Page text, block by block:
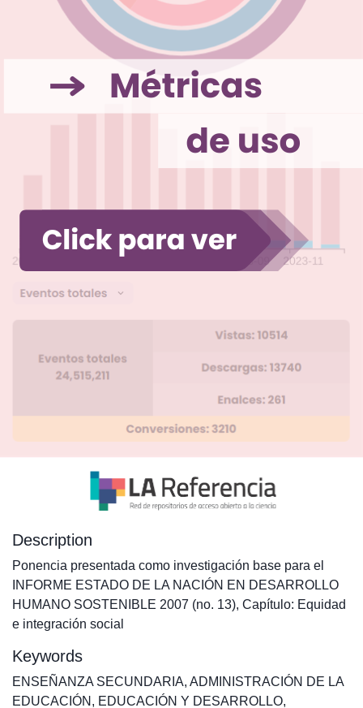
Description
Ponencia presentada como investigación base para el
INFORME ESTADO DE LA NACIÓN EN DESARROLLO
HUMANO SOSTENIBLE 2007 (no. 13), Capítulo: Equidad
e integración social
Keywords
ENSEÑANZA SECUNDARIA, ADMINISTRACIÓN DE LA
EDUCACIÓN , EDUCACIÓN Y DESARROLLO,